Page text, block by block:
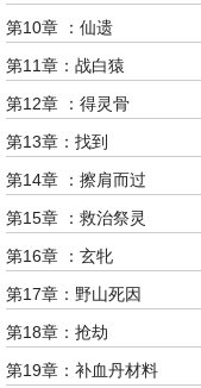
第10章 ：仙遗
第11章：战白猿
第12章 ：得灵骨
第13章：找到
第14章 ：擦肩而过
第15章 ：救治祭灵
第16章 ：玄牝
第17章：野山死因
第18章：抢劫
第19章：补血丹材料